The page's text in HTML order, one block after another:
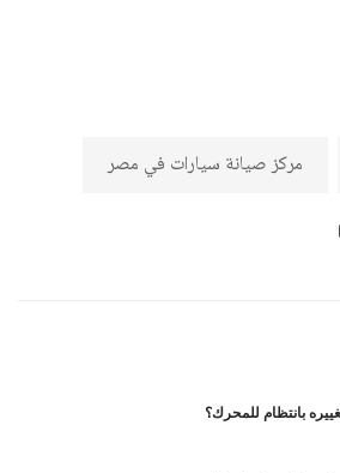
مركز صيانة سيارات في مصر
بانتظام للمحرك؟